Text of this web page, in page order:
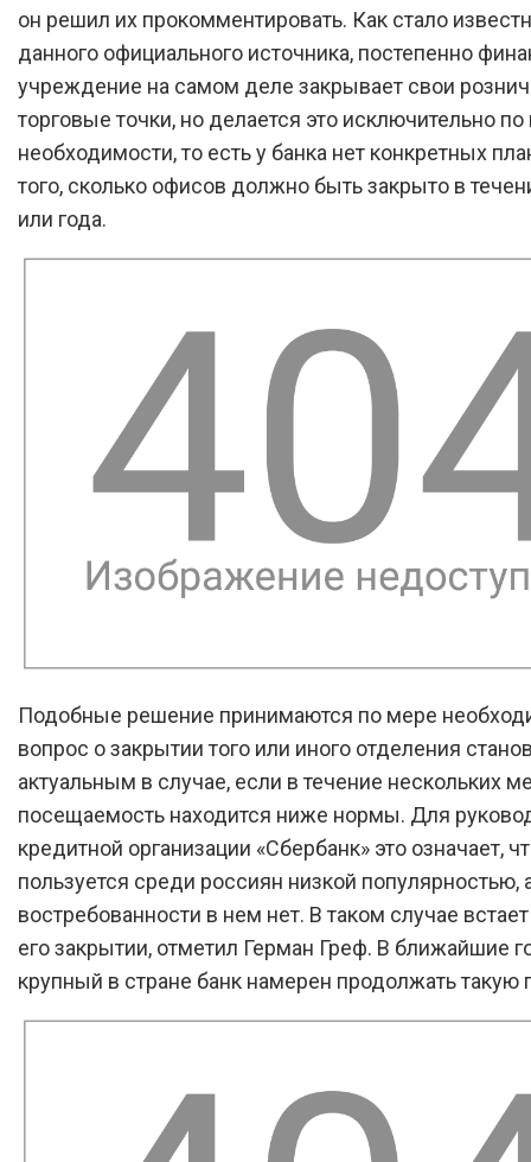
он решил их прокомментировать. Как стало
данного официального источника, постепенно
учреждение на самом деле закрывает свои
торговые точки, но делается это исключительно
необходимости, то есть у банка нет конкретных
того, сколько офисов должно быть закрыто в
или года.
Подобные решение принимаются по мере
вопрос о закрытии того или иного отделения
актуальным в случае, если в течение нескольких
посещаемость находится ниже нормы. Для
кредитной организации «Сбербанк» это означает,
пользуется среди россиян низкой популярностью,
востребованности в нем нет. В таком случае
его закрытии, отметил Герман Греф. В ближайшие
крупный в стране банк намерен продолжать такую